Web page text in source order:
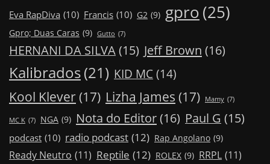
Eva RapDiva (10) Francis (10) G2 (9) gpro(25)
Gpro; Duas Caras (9) Gutto (7)
HERNANI DA SILVA(15) Jeff Brown (16)
Kalibrados(21) KID MC (14)
Kool Klever (17) Lizha James (17) Mamy (7)
MC K (7) NGA (9) Nota do Editor(16) Paul G (15)
podcast (10) radio podcast (12) Rap Angolano (9)
Ready Neutro (11) Reptile (12) ROLEX (9) RRPL (11)